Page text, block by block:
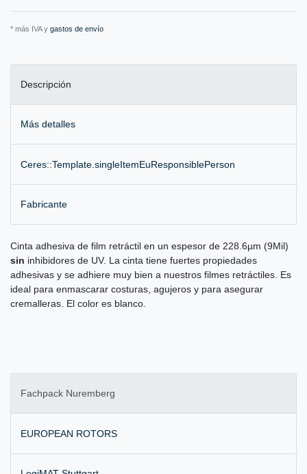
* más IVA y gastos de envío
Descripción
Más detalles
Ceres::Template.singleItemEuResponsiblePerson
Fabricante
Cinta adhesiva de film retráctil en un espesor de 228.6µm (9Mil)
sin inhibidores de UV. La cinta tiene fuertes propiedades
adhesivas y se adhiere muy bien a nuestros filmes retráctiles. Es
ideal para enmascarar costuras, agujeros y para asegurar
cremalleras. El color es blanco.
Fachpack Nuremberg
EUROPEAN ROTORS